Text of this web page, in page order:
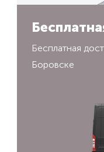
Бесплатная
Боровске